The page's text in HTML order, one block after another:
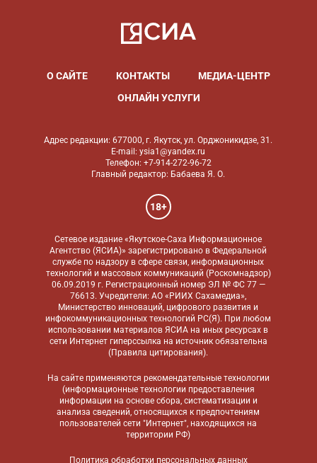
О САЙТЕ КОНТАКТЫ
МЕДИА-ЦЕНТР
ОНЛАЙН УСЛУГИ
Адрес редакции: 677000, г. Якутск, ул. Орджоникидзе, 31.
E-mail: ysia1@yandex.ru
Телефон: +7-914-272-96-72
Главный редактор: Бабаева Я. О.
18+
Сетевое издание «Якутское-Саха Информационное
Агентство (ЯСИА)» зарегистрировано в Федеральной
службе по надзору в сфере связи, информационных
технологий и массовых коммуникаций (Роскомнадзор)
06.09.2019 г. Регистрационный номер ЭЛ № ФС 77 —
76613. Учредители: АО «РИИХ Сахамедиа»,
Министерство инноваций, цифрового развития и
инфокоммуникационных технологий РС(Я). При любом
использовании материалов ЯСИА на иных ресурсах в
сети Интернет гиперссылка на источник обязательна
(Правила цитирования).
На сайте применяются рекомендательные технологии
(информационные технологии предоставления
информации на основе сбора, систематизации и
анализа сведений, относящихся к предпочтениям
пользователей сети "Интернет", находящихся на
территории РФ)
Политика обработки персональных данных